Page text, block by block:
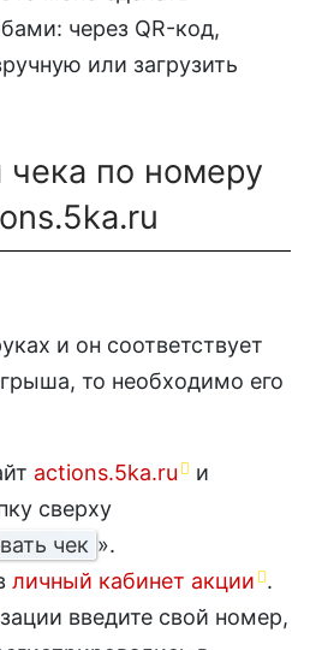
через QR-код,
или загрузить
чека по номеру
и он соответствует
то необходимо его
actions.5ka.ru
и
сверху
чек ».
личный кабинет акции .
введите свой номер,